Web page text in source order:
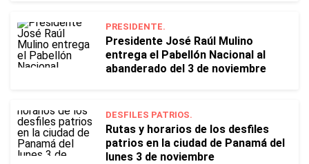
PRESIDENTE.
Presidente José Raúl Mulino
entrega el Pabellón Nacional al
abanderado del 3 de noviembre
DESFILES PATRIOS.
Rutas y horarios de los desfiles
patrios en la ciudad de Panamá del
lunes 3 de noviembre